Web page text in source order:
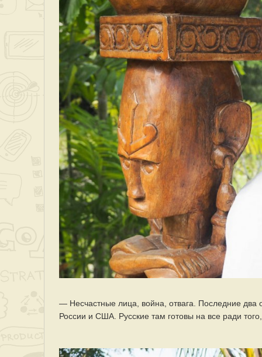
— Несчастные лица, война, отвага. Последние
России и США. Русские там готовы на все ради